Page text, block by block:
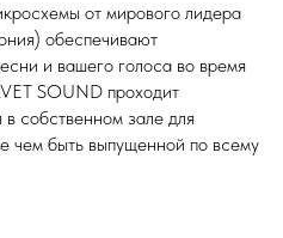
от мирового лидера
обеспечивают
и вашего голоса во время
SOUND проходит
собственном зале для
чем быть выпущенной по всему